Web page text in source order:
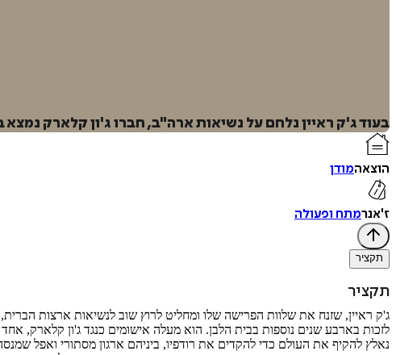
בעוד ג'ק ראיין נלחם על נשיאות ארה"ב, חברו ג'ון קלארק
הוצאהמודן
ז'אנרמתח ופעולה
תקציר
תקציר
ג'ק ראיין, שזנח את שלוות הפרישה שלו ומחליט לרוץ שוב לנשיאות ארצות
לזכות בארבע שנים נוספות בבית הלבן. הוא מעלה אישומים כנגד ג'ון קלארק,
נאלץ להקיף את העולם כדי להקדים את רודפיו, ביניהם ארגון מסתורי ואפל